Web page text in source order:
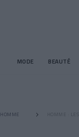
MODE BEAUTÉ
HOMME HOMME :